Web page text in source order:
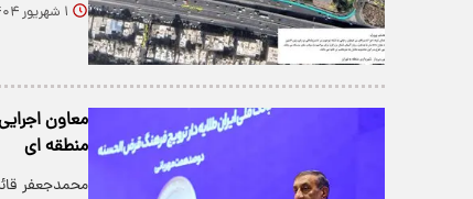
۱ شهریور ۱۴۰۴
معاون
منطقه ای
محمدجعفر